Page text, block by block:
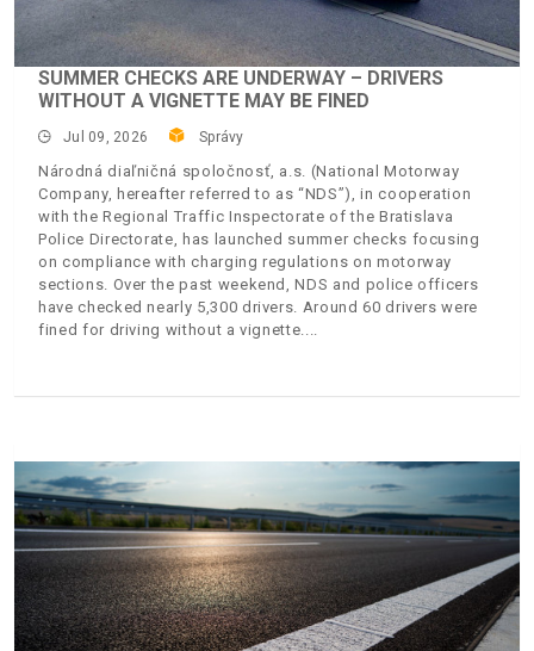
SUMMER CHECKS ARE UNDERWAY – DRIVERS
WITHOUT A VIGNETTE MAY BE FINED
Jul 09, 2026 Správy
Národná diaľničná spoločnosť, a.s. (National Motorway
Company, hereafter referred to as “NDS”), in cooperation
with the Regional Traffic Inspectorate of the Bratislava
Police Directorate, has launched summer checks focusing
on compliance with charging regulations on motorway
sections. Over the past weekend, NDS and police officers
have checked nearly 5,300 drivers. Around 60 drivers were
fined for driving without a vignette.